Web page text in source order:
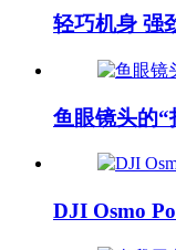
轻巧机身 强
鱼眼镜头的“
DJI Osmo